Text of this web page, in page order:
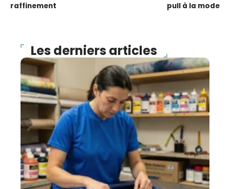
raffinement
pull à la mode
Les derniers articles